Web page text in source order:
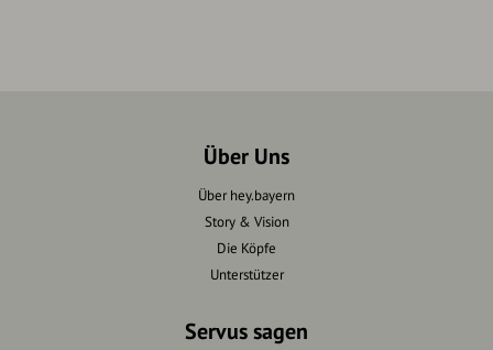
Über Uns
Über hey.bayern
Story & Vision
Die Köpfe
Unterstützer
Servus sagen